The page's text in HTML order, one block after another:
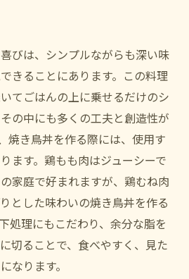
びは、シンプルながらも深い味
きることにあります。この料理
てごはんの上に乗せるだけのシ
の中にも多くの工夫と創造性が
焼き鳥丼を作る際には、使用す
ます。鶏もも肉はジューシーで
家庭で好まれますが、鶏むね肉
とした味わいの焼き鳥丼を作る
処理にもこだわり、余分な脂を
切ることで、食べやすく、見た
なります。